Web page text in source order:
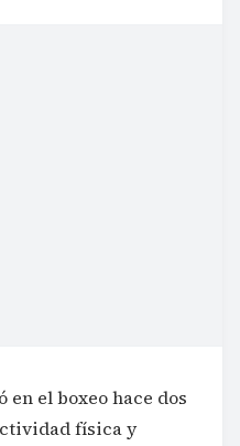
el boxeo hace dos
física y